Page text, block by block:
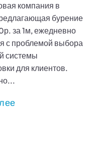
компания в
бурение
за 1м, ежедневно
с проблемой выбора
системы
для клиентов.